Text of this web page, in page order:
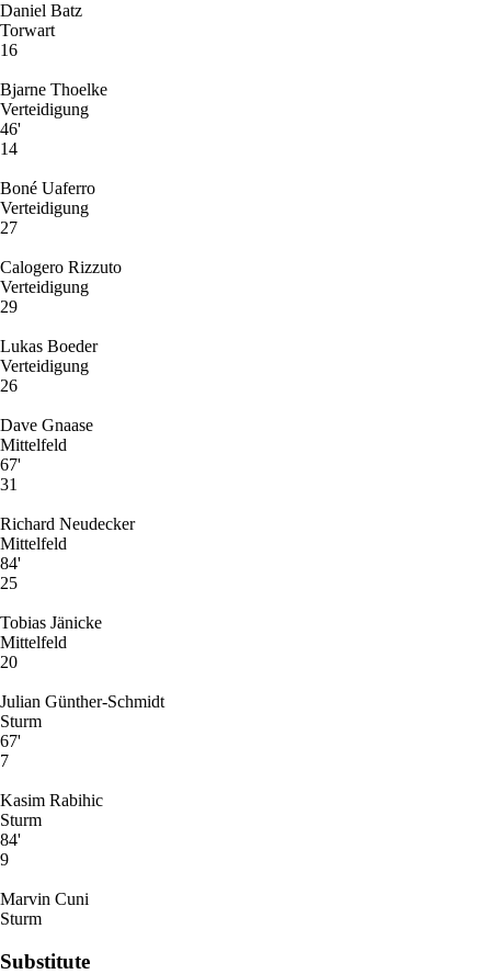
Daniel Batz
Torwart
16
Bjarne Thoelke
Verteidigung
46'
14
Boné Uaferro
Verteidigung
27
Calogero Rizzuto
Verteidigung
29
Lukas Boeder
Verteidigung
26
Dave Gnaase
Mittelfeld
67'
31
Richard Neudecker
Mittelfeld
84'
25
Tobias Jänicke
Mittelfeld
20
Julian Günther-Schmidt
Sturm
67'
7
Kasim Rabihic
Sturm
84'
9
Marvin Cuni
Sturm
Substitute